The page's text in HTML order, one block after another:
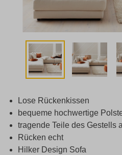
Lose Rückenkissen
bequeme hochwertige
tragende Teile des Gestells
Rücken echt
Hilker Design Sofa